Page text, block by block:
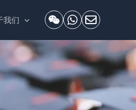
我们